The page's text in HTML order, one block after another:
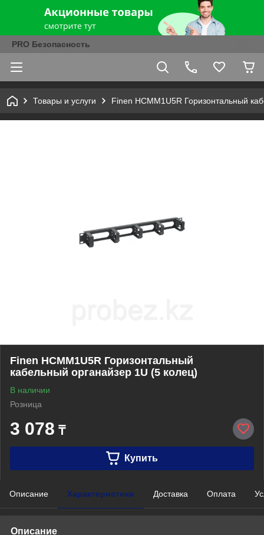
PRO Безопасность
Товары и услуги Finen HCMM1U5R Горизонтальный
Finen HCMM1U5R Горизонтальный
кабельный органайзер 1U (5 колец)
В наличии
Розница
3 078 ₸
Купить
Описание Характеристики Доставка Оплата
Описание